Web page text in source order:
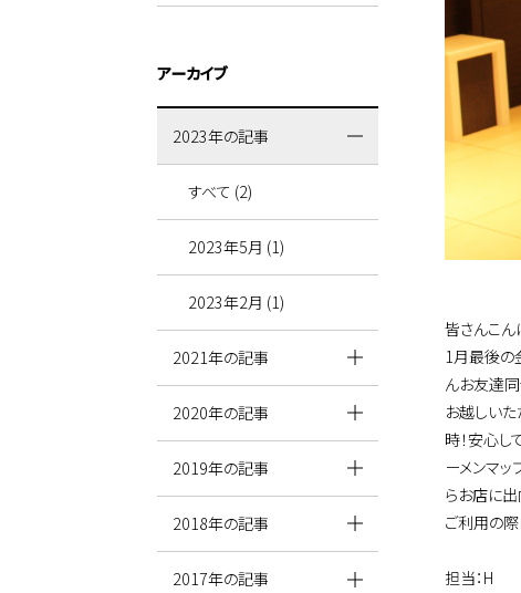
皆さんこん
1月最後の
んお友達
お越しい
時！安心し
ーメンマッ
らお店に出
ご利用の
担当：H
アーカイブ
2023年の記事
すべて (2)
2023年5月 (1)
2023年2月 (1)
2021年の記事
2020年の記事
2019年の記事
2018年の記事
2017年の記事